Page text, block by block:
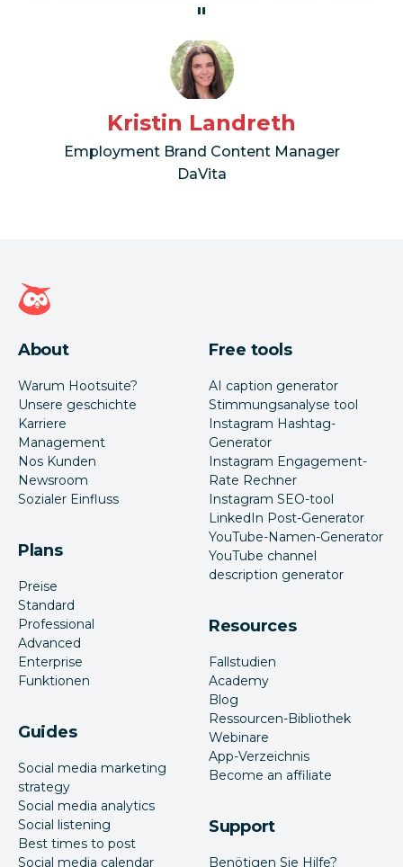
Kristin Landreth
Employment Brand Content Manager
DaVita
Hootsuite Homepage
About
Warum Hootsuite?
Unsere geschichte
Karriere
Management
Nos Kunden
Newsroom
Sozialer Einfluss
Plans
Preise
Standard
Professional
Advanced
Enterprise
Funktionen
Guides
Social media marketing
strategy
Social media analytics
Social listening
Best times to post
Social media calendar
Free tools
AI caption generator
Stimmungsanalyse tool
Instagram Hashtag-
Generator
Instagram Engagement-
Rate Rechner
Instagram SEO-tool
LinkedIn Post-Generator
YouTube-Namen-Generator
YouTube channel
description generator
Resources
Fallstudien
Academy
Blog
Ressourcen-Bibliothek
Webinare
App-Verzeichnis
Become an affiliate
Support
Benötigen Sie Hilfe?